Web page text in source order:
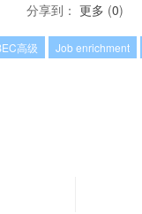
分享到： 更多 (0)
高级 Job enrichment